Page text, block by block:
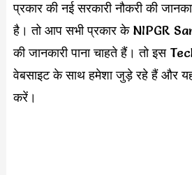
प्रकार की नई सरकारी नौकरी की
है। तो आप सभी प्रकार के NIPGR
की जानकारी पाना चाहते हैं। तो इस
वेबसाइट के साथ हमेशा जुड़े रहे हैं और
करें।